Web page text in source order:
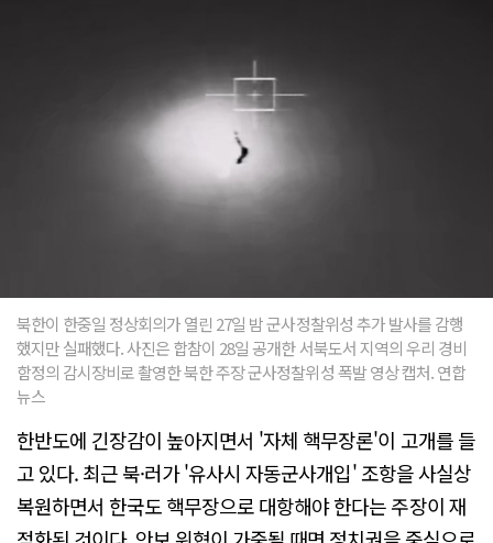
북한이 한중일 정상회의가 열린 27일 밤 군사정찰위성 추가 발사를 감행
했지만 실패했다. 사진은 합참이 28일 공개한 서북도서 지역의 우리 경비
함정의 감시장비로 촬영한 북한 주장 군사정찰위성 폭발 영상 캡처. 연합
뉴스
한반도에 긴장감이 높아지면서 '자체 핵무장론'이 고개를 들
고 있다. 최근 북·러가 '유사시 자동군사개입' 조항을 사실상
복원하면서 한국도 핵무장으로 대항해야 한다는 주장이 재